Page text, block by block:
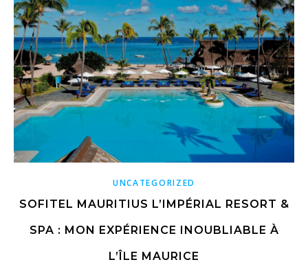
UNCATEGORIZED
SOFITEL MAURITIUS L’IMPÉRIAL RESORT &
SPA : MON EXPÉRIENCE INOUBLIABLE À
L’ÎLE MAURICE